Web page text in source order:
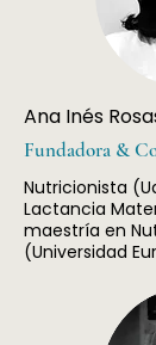
Ana Inés
Fundadora &
Nutricionista
Lactancia
maestría en
(Universidad